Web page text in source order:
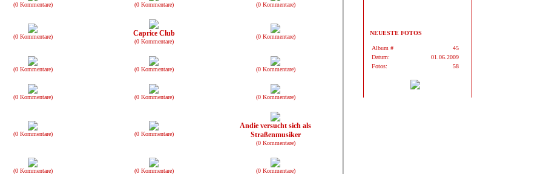
NEUESTE FOTOS
Album #
45
Datum:
01.06.2009
Fotos:
58
(0 Kommentare) (0 Kommentare) (0 Kommentare)
(0 Kommentare) Caprice Club
(0 Kommentare)
(0 Kommentare)
(0 Kommentare) (0 Kommentare) (0 Kommentare)
(0 Kommentare) (0 Kommentare) (0 Kommentare)
(0 Kommentare) (0 Kommentare)
Andie versucht sich als
Straßenmusiker
(0 Kommentare)
(0 Kommentare) (0 Kommentare) (0 Kommentare)